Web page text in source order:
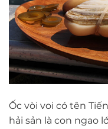
Ốc vòi voi có tên
hải sản là con ngao